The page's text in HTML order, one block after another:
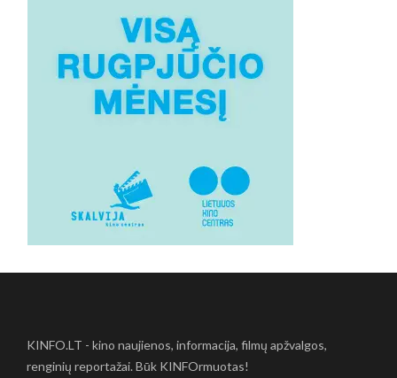
KINFO.LT - kino naujienos, informacija, filmų apžvalgos,
renginių reportažai. Būk KINFOrmuotas!